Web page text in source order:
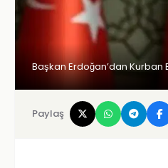
Başkan Erdoğan’dan Kurban
Paylaş